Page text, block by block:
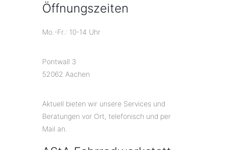
Öffnungszeiten
Mo.-Fr.: 10-14 Uhr
Pontwall 3
52062 Aachen
Aktuell bieten wir unsere Services und
Beratungen vor Ort, telefonisch und per
Mail an.